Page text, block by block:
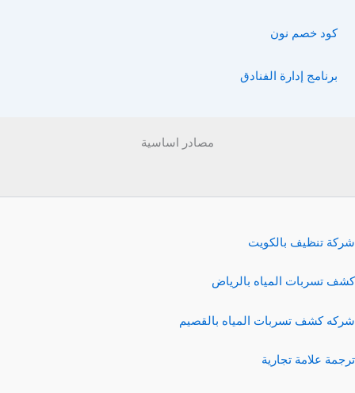
كود خصم نون
برنامج إدارة الفنادق
مصادر اساسية
شركة تنظيف بالكويت
كشف تسربات المياه بالرياض
شركه كشف تسربات المياه بالقصيم
ترجمة علامة تجارية